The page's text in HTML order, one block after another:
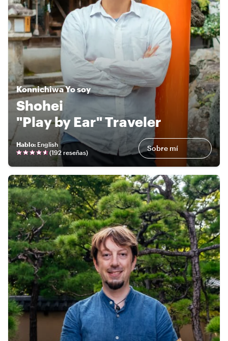
KonnichiwaYo soy
Shohei
"Play by Ear" Traveler
Hablo: English
(192 reseñas) Sobre mí